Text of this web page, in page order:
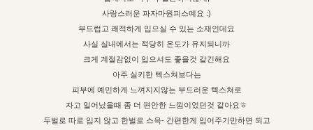
사랑스러운 파자마원피스예요 :)
부드럽고 쾌적하게 입으실 수 있는 소재인데요
사실 실내에서는 적당히 온도가 유지되니까
크게 계절감없이 입으셔도 좋을것 같긴해요
아주 실키한 텍스쳐보다는
피부에 예민하게 느껴지지않는 부드러운 텍스쳐로
자고 일어났을때 좀 더 편안한 느낌이었던것 같아요ㅎ
두벌로 따로 입지 않고 한벌로 스윽- 간편한게 입어주기만하면 되고